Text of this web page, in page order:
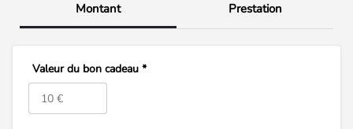
Montant Prestation
Valeur du bon cadeau *